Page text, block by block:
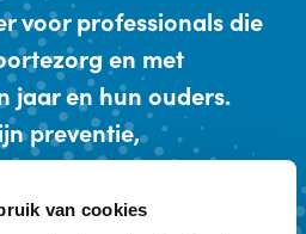
van cookies
voor professionals die
en met
jaar en hun ouders.
preventie,
en vroeghulp.
biedt achtergrond